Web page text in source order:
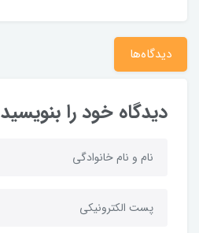
دیدگاه‌ها
دیدگاه خود را بنویسید